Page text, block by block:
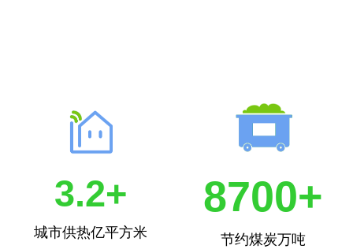
3.2+
城市供热亿平方米
8700+
节约煤炭万吨